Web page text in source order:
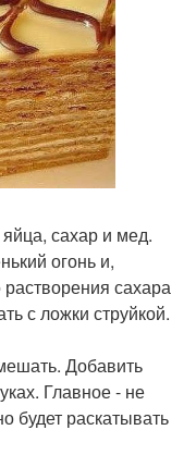
сахар и мед.
огонь и,
сахара
с ложки струйкой.
Добавить
Главное - не
будет раскатывать